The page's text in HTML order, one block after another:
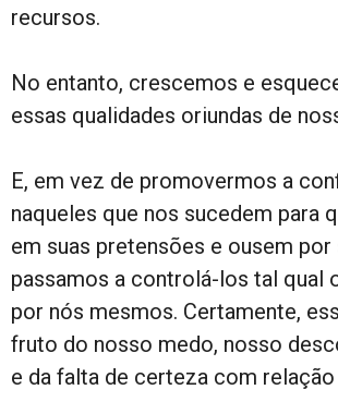
recursos.
No entanto, crescemos e
essas qualidades oriundas de
E, em vez de promovermos a
naqueles que nos sucedem para
em suas pretensões e ousem
passamos a controlá-los tal qual
por nós mesmos. Certamente,
fruto do nosso medo, nosso
e da falta de certeza com